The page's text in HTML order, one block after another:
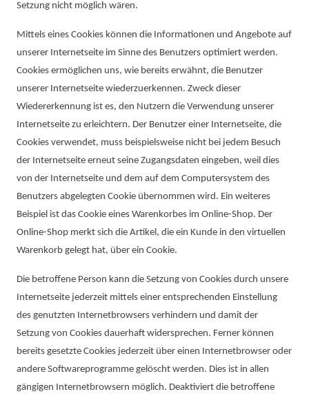
Setzung nicht möglich wären.
Mittels eines Cookies können die Informationen und Angebote auf
unserer Internetseite im Sinne des Benutzers optimiert werden.
Cookies ermöglichen uns, wie bereits erwähnt, die Benutzer
unserer Internetseite wiederzuerkennen. Zweck dieser
Wiedererkennung ist es, den Nutzern die Verwendung unserer
Internetseite zu erleichtern. Der Benutzer einer Internetseite, die
Cookies verwendet, muss beispielsweise nicht bei jedem Besuch
der Internetseite erneut seine Zugangsdaten eingeben, weil dies
von der Internetseite und dem auf dem Computersystem des
Benutzers abgelegten Cookie übernommen wird. Ein weiteres
Beispiel ist das Cookie eines Warenkorbes im Online-Shop. Der
Online-Shop merkt sich die Artikel, die ein Kunde in den virtuellen
Warenkorb gelegt hat, über ein Cookie.
Die betroffene Person kann die Setzung von Cookies durch unsere
Internetseite jederzeit mittels einer entsprechenden Einstellung
des genutzten Internetbrowsers verhindern und damit der
Setzung von Cookies dauerhaft widersprechen. Ferner können
bereits gesetzte Cookies jederzeit über einen Internetbrowser oder
andere Softwareprogramme gelöscht werden. Dies ist in allen
gängigen Internetbrowsern möglich. Deaktiviert die betroffene